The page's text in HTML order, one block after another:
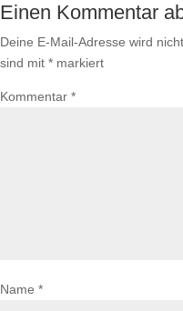
Einen Kommentar
Deine E-Mail-Adresse wird
sind mit * markiert
Kommentar *
Name *